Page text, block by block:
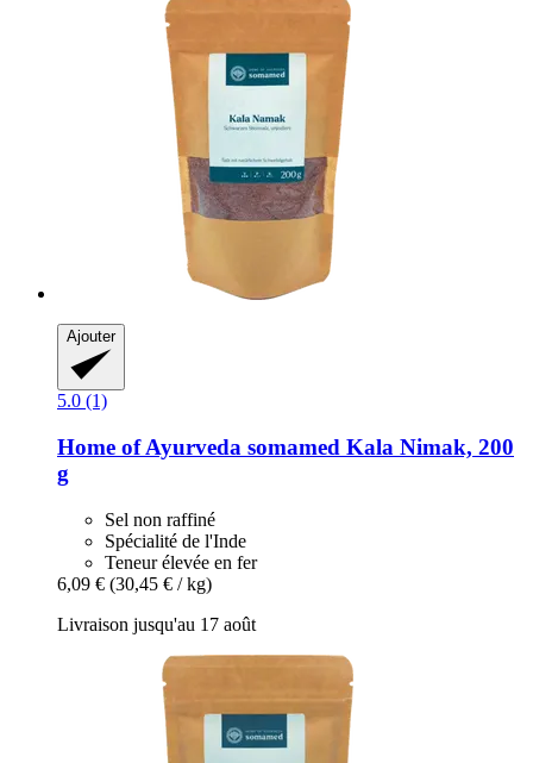
Ajouter
5.0 (1)
Home of Ayurveda somamed Kala Nimak, 200
g
Sel non raffiné
Spécialité de l'Inde
Teneur élevée en fer
6,09 € (30,45 € / kg)
Livraison jusqu'au 17 août